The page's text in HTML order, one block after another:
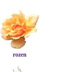
rozen